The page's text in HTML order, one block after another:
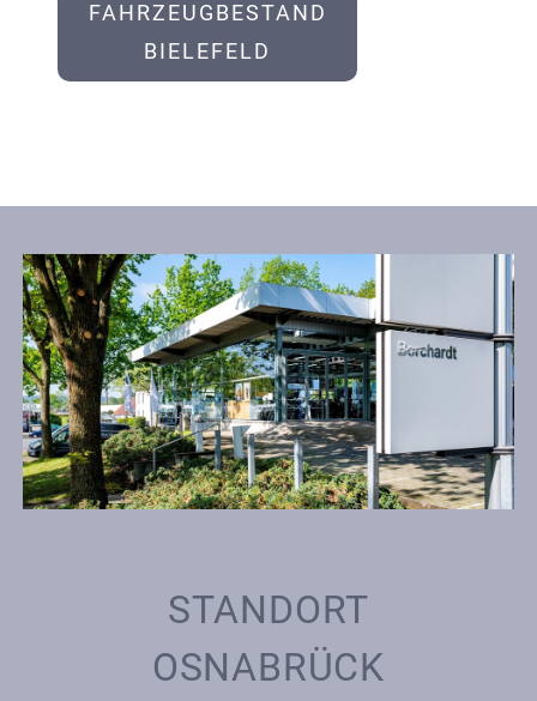
FAHRZEUGBESTAND
BIELEFELD
STANDORT
OSNABRÜCK